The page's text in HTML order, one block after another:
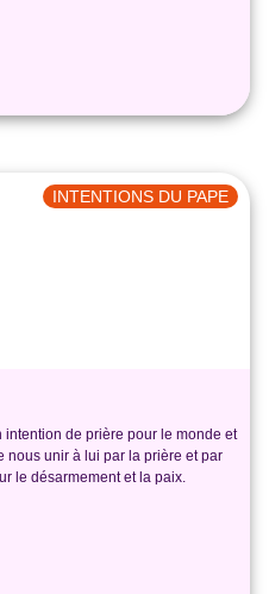
INTENTIONS DU PAPE
de prière pour le monde et
nous unir à lui par la prière et par
le désarmement et la paix.